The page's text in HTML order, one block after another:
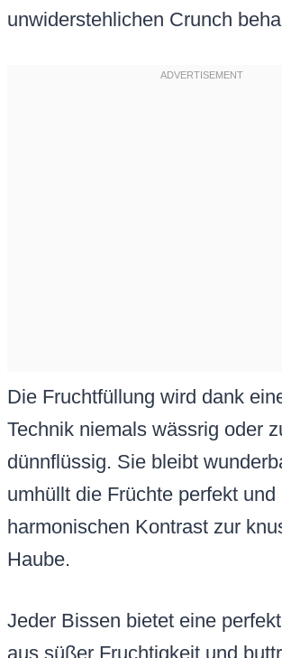
unwiderstehlichen Crunch
Die Fruchtfüllung wird dank
Technik niemals wässrig oder
dünnflüssig. Sie bleibt
umhüllt die Früchte perfekt und
harmonischen Kontrast zur
Haube.
Jeder Bissen bietet eine
aus süßer Fruchtigkeit und